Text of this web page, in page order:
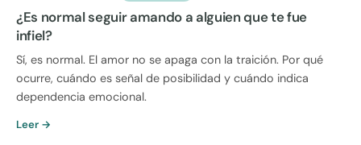
¿Es normal seguir amando a alguien que te fue
infiel?
Sí, es normal. El amor no se apaga con la traición. Por qué
ocurre, cuándo es señal de posibilidad y cuándo indica
dependencia emocional.
Leer →